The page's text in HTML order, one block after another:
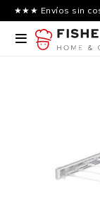
★★★ Envíos sin
